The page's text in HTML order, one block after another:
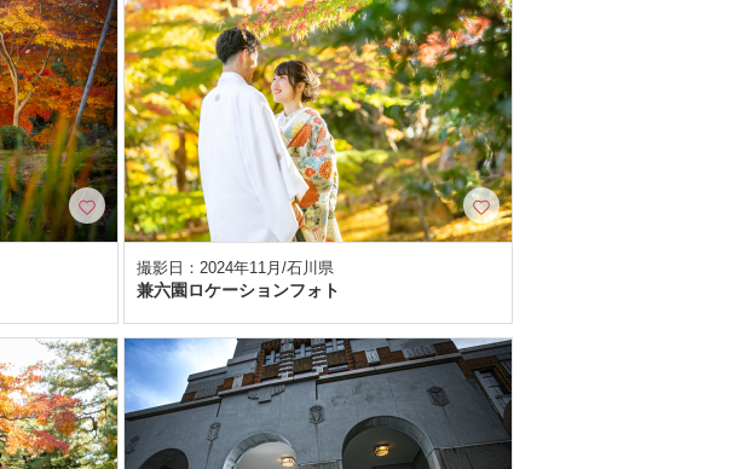
撮影日：2024年11月/石川県
兼六園ロケーションフォト